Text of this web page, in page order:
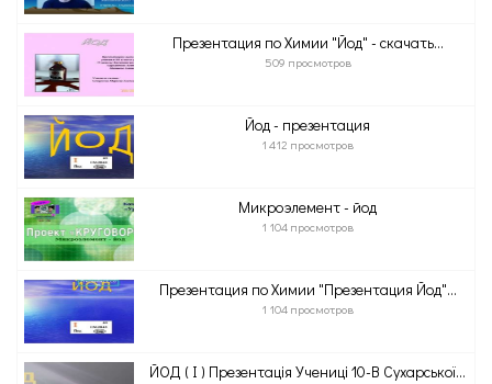
Презентация по Химии "Йод" - скачать...
509 просмотров
Йод - презентация
1 412 просмотров
Микроэлемент - йод
1 104 просмотров
Презентация по Химии "Презентация Йод"...
1 104 просмотров
ЙОД ( I ) Презентація Учениці 10-В Сухарської...